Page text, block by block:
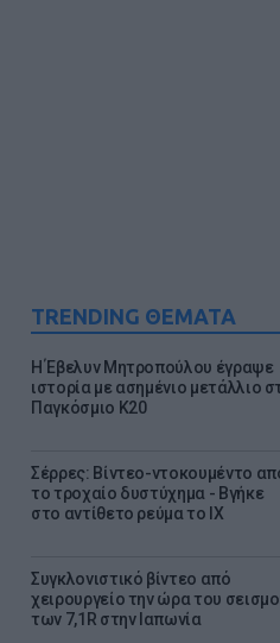
TRENDING ΘΕΜΑΤΑ
Η Έβελυν Μητροπούλου έγραψε
ιστορία με ασημένιο μετάλλιο
Παγκόσμιο Κ20
Σέρρες: Βίντεο-ντοκουμέντο
το τροχαίο δυστύχημα - Βγήκε
στο αντίθετο ρεύμα το ΙΧ
Συγκλονιστικό βίντεο από
χειρουργείο την ώρα του
των 7,1R στην Ιαπωνία